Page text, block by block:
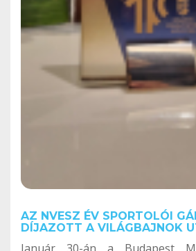
AZ NVESZ ÉV SPORTOLÓI
DÍJAZOTT A VILÁGBAJNOK